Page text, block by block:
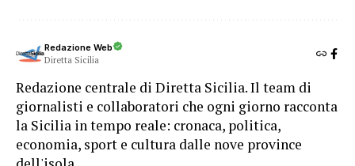
Redazione Web
Diretta Sicilia
Redazione centrale di Diretta Sicilia. Il team di
giornalisti e collaboratori che ogni giorno racconta
la Sicilia in tempo reale: cronaca, politica,
economia, sport e cultura dalle nove province